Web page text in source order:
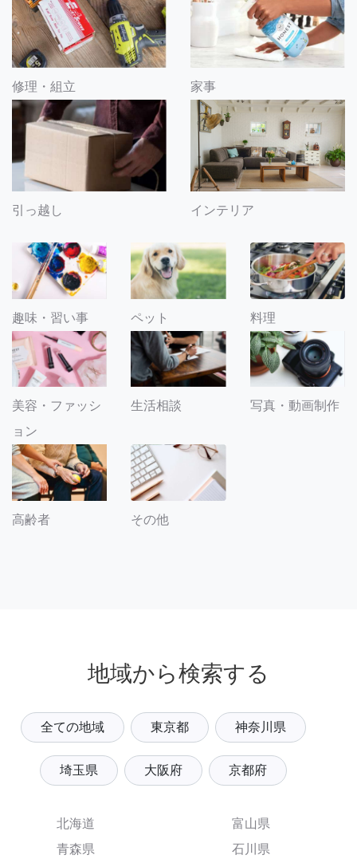
修理・組立 家事
引っ越し インテリア
趣味・習い事 ペット 料理
美容・ファッシ
ョン
生活相談 写真・動画制作
高齢者 その他
地域から検索する
全ての地域 東京都 神奈川県
埼玉県 大阪府 京都府
北海道
青森県
富山県
石川県